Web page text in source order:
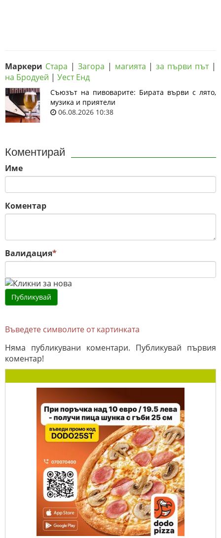
Маркери Стара | Загора | магията |за първи път|
на Бродуей | Уест Енд
Съюзът на пивоварите: Бирата върви с лято,
музика и приятели
06.08.2026 10:38
Коментирай
Име
Коментар
Валидация*
Въведете символите от картинката
Няма публикувани коментари. Публикувай първия
коментар!